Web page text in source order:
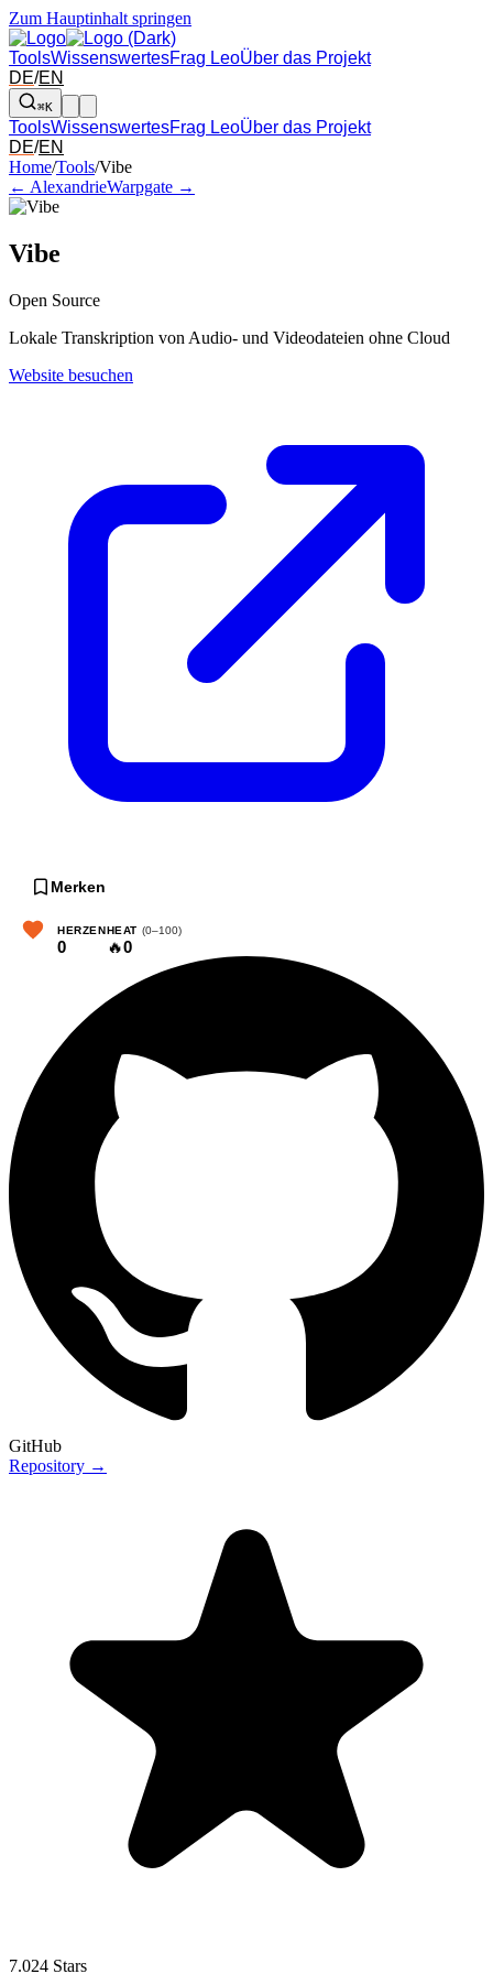
Zum Hauptinhalt springen
ToolsWissenswertesFrag LeoÜber das Projekt
DE/EN
⌘K
ToolsWissenswertesFrag LeoÜber das Projekt
DE/EN
Pfeil links und rechts: zum benachbarten Tool in der Übersicht
Home/Tools/Vibe
← AlexandrieWarpgate →
Vibe
Open Source
Lokale Transkription von Audio- und Videodateien ohne Cloud
Website besuchen
Merken
HERZEN
0
HEAT (0–100)
🔥0
GitHub
Repository →
7.024 Stars